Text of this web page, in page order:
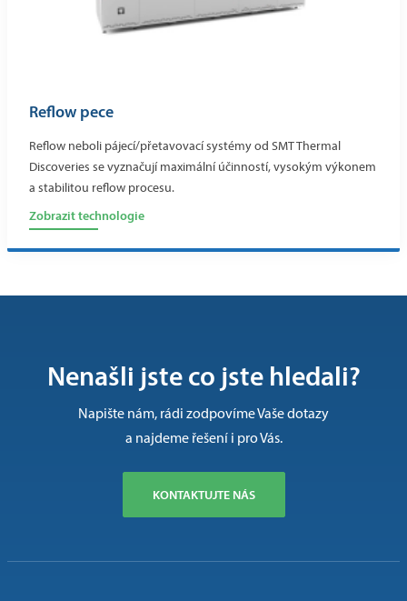
Reflow pece
Reflow neboli pájecí/přetavovací systémy od SMT Thermal
Discoveries se vyznačují maximální účinností, vysokým výkonem
a stabilitou reflow procesu.
Zobrazit technologie
Nenašli jste co jste hledali?
Napište nám, rádi zodpovíme Vaše dotazy
a najdeme řešení i pro Vás.
KONTAKTUJTE NÁS